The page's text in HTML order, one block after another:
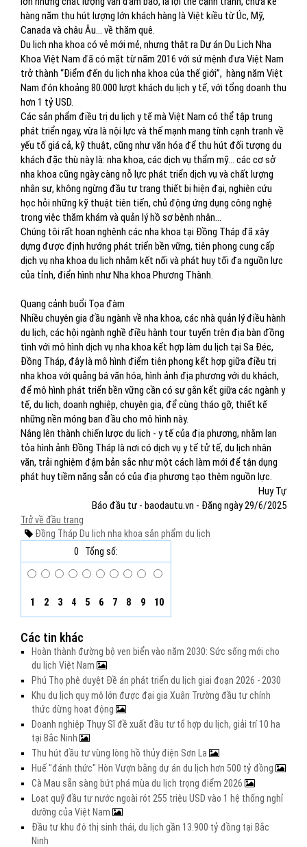
hàng năm thu hút lượng lớn khách hàng là Việt kiều từ Úc, Mỹ,
Canada và châu Âu… về thăm quê.
Du lịch nha khoa có vẻ mới mẻ, nhưng thật ra Dự án Du Lịch Nha
Khoa Việt Nam đã có mặt từ năm 2016 với sứ mệnh đưa Việt Nam
trở thành “Điểm đến du lịch nha khoa của thế giới”, hàng năm Việt
Nam đón khoảng 80.000 lượt khách du lịch y tế, với tổng doanh thu
hơn 1 tỷ USD.
Các sản phẩm điều trị du lịch y tế mà Việt Nam có thể tập trung
phát triển ngay, vừa là nội lực và thế mạnh mang tính cạnh tranh về
yếu tố giá cả, kỹ thuật, cũng như văn hóa để thu hút đối tượng du
khách đặc thù này là: nha khoa, các dịch vụ thẩm mỹ… các cơ sở
nha khoa cũng ngày càng nỗ lực phát triển dịch vụ và chất lượng
nhân sự, không ngừng đầu tư trang thiết bị hiện đại, nghiên cứu
học hỏi những kỹ thuật tiên tiến, chủ động ứng dụng công nghệ
trong việc thăm khám và quản lý hồ sơ bệnh nhân...
Chúng tôi rất hoan nghênh các nha khoa tại Đồng Tháp đã xây
dựng được định hướng phát triển bền vững, tiên phong cung cấp
dịch vụ nha khoa du lịch nhằm kết nối và phát huy tối đa nguồn lực
của tỉnh, điển hình như Nha khoa Phương Thành.
Quang cảnh buổi Tọa đàm
Nhiều chuyên gia đầu ngành về nha khoa, các nhà quản lý điều hành
du lịch, các hội ngành nghề điều hành tour tuyến trên địa bàn đồng
tình với mô hình dịch vụ nha khoa kết hợp làm du lịch tại Sa Đéc,
Đồng Tháp, đây là mô hình điểm tiên phong kết hợp giữa điều trị
nha khoa với quảng bá văn hóa, hình ảnh địa phương với du khách,
để mô hình phát triển bền vững cần có sự gắn kết giữa các ngành y
tế, du lịch, doanh nghiệp, chuyên gia, để cùng tháo gỡ, thiết kế
những nền móng ban đầu cho mô hình này.
Nâng lên thành chiến lược du lịch - y tế của địa phương, nhằm lan
tỏa hình ảnh Đồng Tháp là nơi có dịch vụ y tế tử tế, du lịch nhân
văn, trải nghiệm đậm bản sắc như một cách làm mới để tận dụng
phát huy tiềm năng sẵn có của địa phương tạo thêm nguồn lực.
Huy Tự
Báo đầu tư - baodautu.vn - Đăng ngày 29/6/2025
Trở về đầu trang
Đồng Tháp Du lịch nha khoa sản phẩm du lịch
0
Tổng số:
1 2 3 4 5 6 7 8 9 10
Các tin khác
Hoàn thành đường bộ ven biển vào năm 2030: Sức sống mới cho
du lịch Việt Nam
Phú Thọ phê duyệt Đề án phát triển du lịch giai đoạn 2026 - 2030
Khu du lịch quy mô lớn được đại gia Xuân Trường đầu tư chính
thức dừng hoạt động
Doanh nghiệp Thụy Sĩ đề xuất đầu tư tổ hợp du lịch, giải trí 10 ha
tại Bắc Ninh
Thu hút đầu tư vùng lòng hồ thủy điện Sơn La
Huế "đánh thức" Hòn Vượn bằng dự án du lịch hơn 500 tỷ đồng
Cà Mau sẵn sàng bứt phá mùa du lịch trọng điểm 2026
Loạt quỹ đầu tư nước ngoài rót 255 triệu USD vào 1 hệ thống nghỉ
dưỡng của Việt Nam
Đầu tư khu đô thị sinh thái, du lịch gần 13.900 tỷ đồng tại Bắc
Ninh